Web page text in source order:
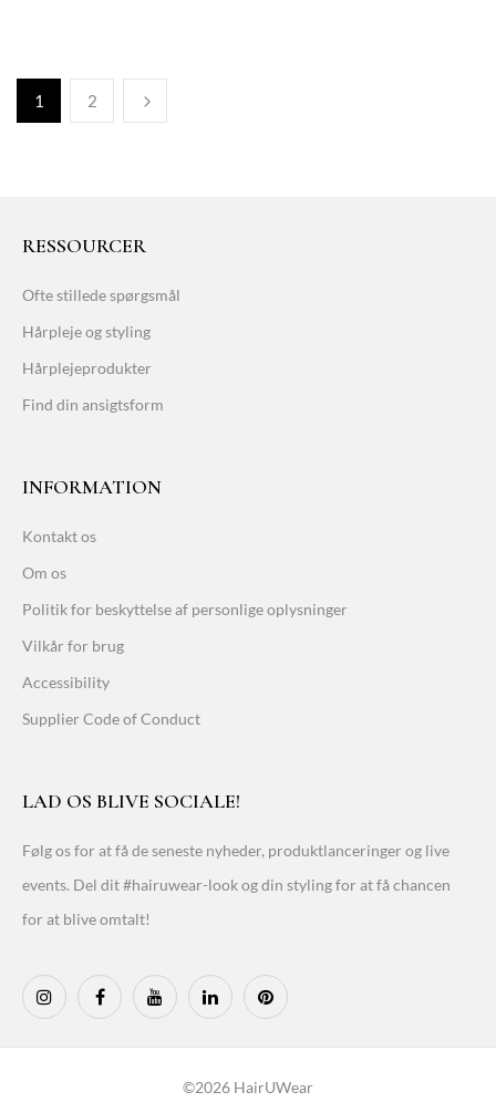
1 2
RESSOURCER
Ofte stillede spørgsmål
Hårpleje og styling
Hårplejeprodukter
Find din ansigtsform
INFORMATION
Kontakt os
Om os
Politik for beskyttelse af personlige oplysninger
Vilkår for brug
Accessibility
Supplier Code of Conduct
LAD OS BLIVE SOCIALE!
Følg os for at få de seneste nyheder, produktlanceringer og live
events. Del dit #hairuwear-look og din styling for at få chancen
for at blive omtalt!
©2026 HairUWear